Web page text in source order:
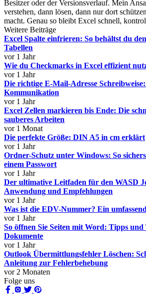
Besitzer oder der Versionsverlauf. Mein
verstehen, dann lösen, dann nur dort
macht. Genau so bleibt Excel schnell,
Weitere Beiträge
Excel Spalte einfrieren: So behältst du
Tabellen
vor 1 Jahr
Wie du Checkmarks in Excel effizient
vor 1 Jahr
Die richtige E-Mail-Adresse
Kommunikation
vor 1 Jahr
Excel Zellen markieren bis Ende: Die
sauberes Arbeiten
vor 1 Monat
Die perfekte Größe: DIN A5 in cm erklärt
vor 1 Jahr
Ordner-Schutz unter Windows: So
einem Passwort
vor 1 Jahr
Der ultimative Leitfaden für den WASD
Anwendung und Empfehlungen
vor 1 Jahr
Was ist die EDV-Nummer? Ein
vor 1 Jahr
So öffnen Sie Seiten mit Word: Tipps
Dokumente
vor 1 Jahr
Outlook Übermittlungsfehler Löschen:
Anleitung zur Fehlerbehebung
vor 2 Monaten
Folge uns